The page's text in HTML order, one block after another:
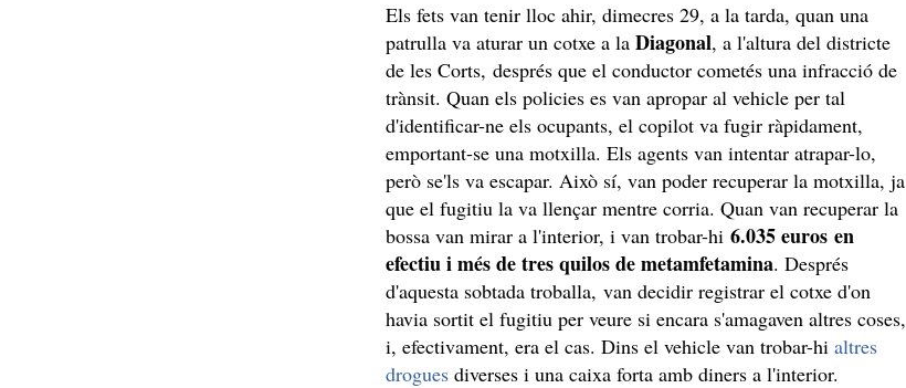
Els fets van tenir lloc ahir, dimecres 29, a la tarda, quan una
patrulla va aturar un cotxe a laDiagonal, a l'altura del districte
de les Corts, després que el conductor cometés una infracció de
trànsit. Quan els policies es van apropar al vehicle per tal
d'identificar-ne els ocupants, el copilot va fugir ràpidament,
emportant-se una motxilla. Els agents van intentar atrapar-lo,
però se'ls va escapar. Això sí, van poder recuperar la motxilla, ja
que el fugitiu la va llençar mentre corria. Quan van recuperar la
bossa van mirar a l'interior, i van trobar-hi6.035 euros en
efectiu i més de tres quilos de metamfetamina. Després
d'aquesta sobtada troballa, van decidir registrar el cotxe d'on
havia sortit el fugitiu per veure si encara s'amagaven altres coses,
i, efectivament, era el cas. Dins el vehicle van trobar-hialtres
drogues diverses i una caixa forta amb diners a l'interior.